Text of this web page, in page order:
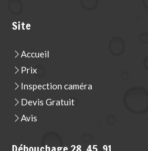
Site
Accueil
Prix
Inspection caméra
Devis Gratuit
Avis